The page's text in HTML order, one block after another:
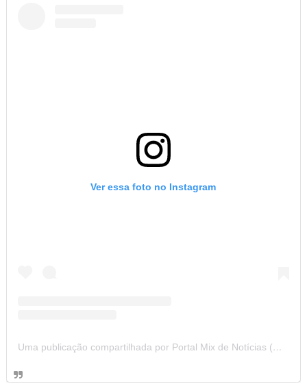
Ver essa foto no Instagram
Uma publicação compartilhada por Portal Mix de Notícias (@portalmixdenoticias)